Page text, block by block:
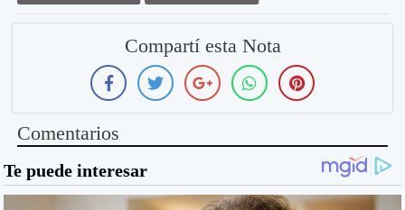
Compartí esta Nota
Comentarios